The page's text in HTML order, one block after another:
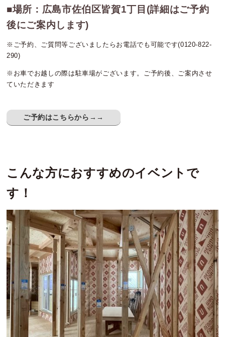
■場所：広島市佐伯区皆賀1丁目(詳細はご予約
後にご案内します)
※ご予約、ご質問等ございましたらお電話でも可能です(0120-822-
290)
※お車でお越しの際は駐車場がございます。ご予約後、ご案内させ
ていただきます
ご予約はこちらから→→
こんな方におすすめのイベントで
す！